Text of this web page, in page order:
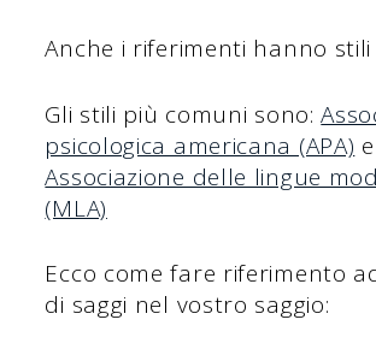
Anche i riferimenti hanno stili
Gli stili più comuni sono:
psicologica americana (APA) e
Associazione delle lingue
(MLA)
Ecco come fare riferimento
di saggi nel vostro saggio: